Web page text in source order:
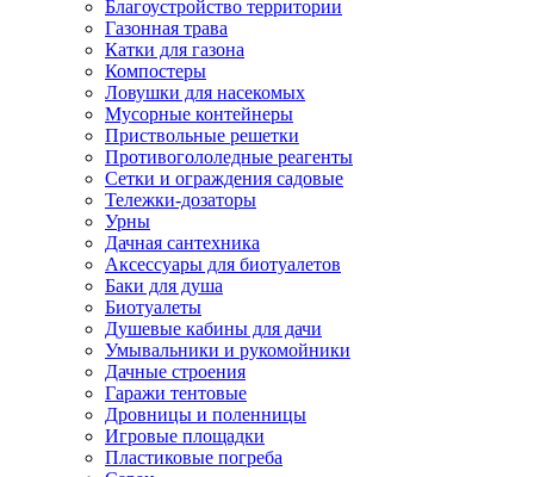
Благоустройство территории
Газонная трава
Катки для газона
Компостеры
Ловушки для насекомых
Мусорные контейнеры
Приствольные решетки
Противогололедные реагенты
Сетки и ограждения садовые
Тележки-дозаторы
Урны
Дачная сантехника
Аксессуары для биотуалетов
Баки для душа
Биотуалеты
Душевые кабины для дачи
Умывальники и рукомойники
Дачные строения
Гаражи тентовые
Дровницы и поленницы
Игровые площадки
Пластиковые погреба